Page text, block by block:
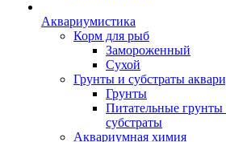
Аквариумистика
Корм для рыб
Замороженный
Сухой
Грунты и субстраты
Грунты
Питательные грунты
субстраты
Аквариумная химия